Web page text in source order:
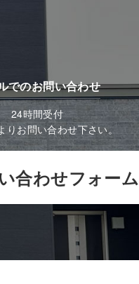
でのお問い合わせ
24時間受付
りお問い合わせ下さい。
合わせフォーム